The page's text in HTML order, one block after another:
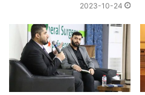
2023-10-24